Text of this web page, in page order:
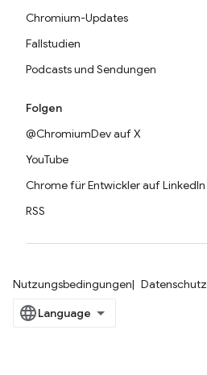
Chromium-Updates
Fallstudien
Podcasts und Sendungen
Folgen
@ChromiumDev auf X
YouTube
Chrome für Entwickler auf LinkedIn
RSS
Nutzungsbedingungen Datenschutz